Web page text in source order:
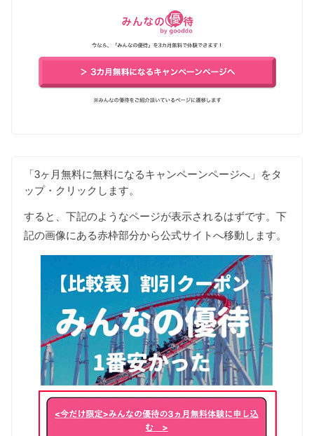
「3ヶ月無料に無料になるキャンペーンページへ」をタ
ップ・クリックします。
すると、下記のようなページが表示されるはずです。下
記の画像にある赤枠部分から公式サイトへ移動します。